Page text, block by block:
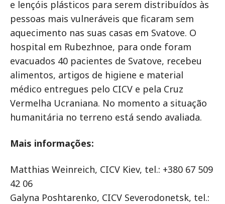
e lençóis plásticos para serem distribuídos às
pessoas mais vulneráveis que ficaram sem
aquecimento nas suas casas em Svatove. O
hospital em Rubezhnoe, para onde foram
evacuados 40 pacientes de Svatove, recebeu
alimentos, artigos de higiene e material
médico entregues pelo CICV e pela Cruz
Vermelha Ucraniana. No momento a situação
humanitária no terreno está sendo avaliada.
Mais informações:
Matthias Weinreich, CICV Kiev, tel.: +380 67 509
42 06
Galyna Poshtarenko, CICV Severodonetsk, tel.: